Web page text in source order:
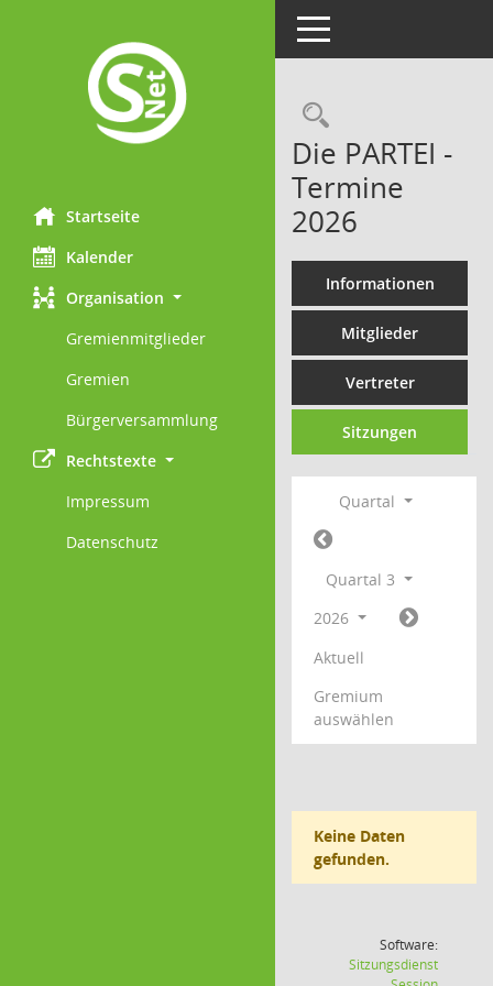
Startseite
Kalender
Organisation
Gremienmitglieder
Gremien
Bürgerversammlung
Rechtstexte
Impressum
Datenschutz
Toggle navigation
Die PARTEI -
Termine
2026
Informationen
Mitglieder
Vertreter
Sitzungen
Quartal
Quartal 3
2026
Aktuell
Gremium
auswählen
Keine Daten
gefunden.
Software:
Sitzungsdienst